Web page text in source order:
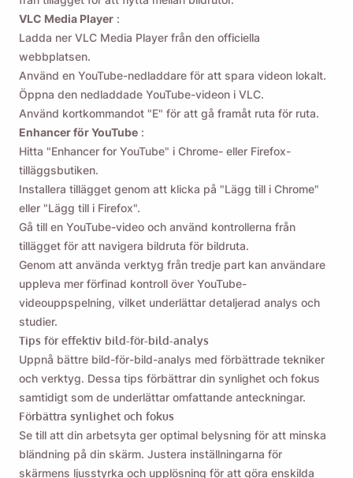
VLC Media Player :
Ladda ner VLC Media Player från den officiella
webbplatsen.
Använd en YouTube-nedladdare för att spara videon lokalt.
Öppna den nedladdade YouTube-videon i VLC.
Använd kortkommandot "E" för att gå framåt ruta för ruta.
Enhancer för YouTube :
Hitta "Enhancer for YouTube" i Chrome- eller Firefox-
tilläggsbutiken.
Installera tillägget genom att klicka på "Lägg till i Chrome"
eller "Lägg till i Firefox".
Gå till en YouTube-video och använd kontrollerna från
tillägget för att navigera bildruta för bildruta.
Genom att använda verktyg från tredje part kan användare
uppleva mer förfinad kontroll över YouTube-
videouppspelning, vilket underlättar detaljerad analys och
studier.
Tips för effektiv bild-för-bild-analys
Uppnå bättre bild-för-bild-analys med förbättrade tekniker
och verktyg. Dessa tips förbättrar din synlighet och fokus
samtidigt som de underlättar omfattande anteckningar.
Förbättra synlighet och fokus
Se till att din arbetsyta ger optimal belysning för att minska
bländning på din skärm. Justera inställningarna för
skärmens ljusstyrka och upplösning för att göra enskilda